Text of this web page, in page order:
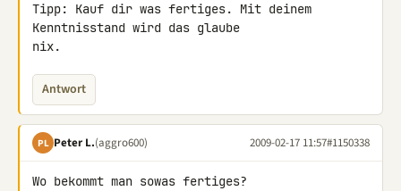
Tipp: Kauf dir was fertiges. Mit deinem
Kenntnisstand wird das glaube
nix.
Antwort
PL Peter L.(aggro600) 2009-02-17 11:57#1150338
Wo bekommt man sowas fertiges?